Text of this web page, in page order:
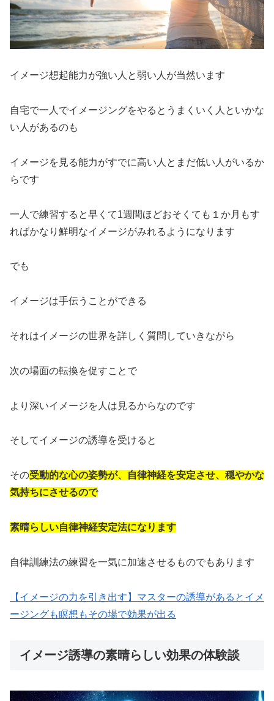
イメージ想起能力が強い人と弱い人が当然います
自宅で一人でイメージングをやるとうまくいく人といかな
い人があるのも
イメージを見る能力がすでに高い人とまだ低い人がいるか
らです
一人で練習すると早くて1週間ほどおそくても１か月もす
ればかなり鮮明なイメージがみれるようになります
でも
イメージは手伝うことができる
それはイメージの世界を詳しく質問していきながら
次の場面の転換を促すことで
より深いイメージを人は見るからなのです
そしてイメージの誘導を受けると
その受動的な心の姿勢が、自律神経を安定させ、穏やかな
気持ちにさせるので
素晴らしい自律神経安定法になります
自律訓練法の練習を一気に加速させるものでもあります
【イメージの力を引き出す】マスターの誘導があるとイメ
ージングも瞑想もその場で効果が出る
イメージ誘導の素晴らしい効果の体験談